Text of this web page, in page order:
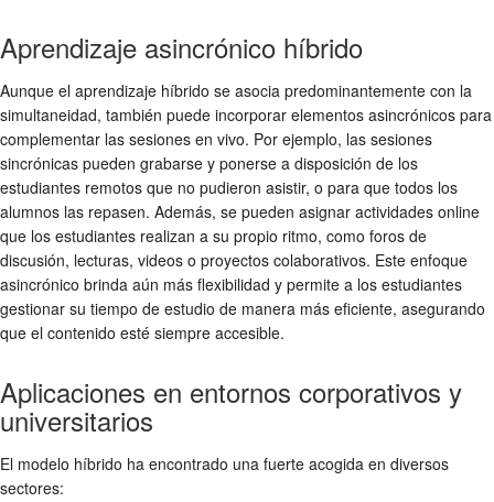
Aprendizaje asincrónico híbrido
Aunque el aprendizaje híbrido se asocia predominantemente con la
simultaneidad, también puede incorporar elementos asincrónicos para
complementar las sesiones en vivo. Por ejemplo, las sesiones
sincrónicas pueden grabarse y ponerse a disposición de los
estudiantes remotos que no pudieron asistir, o para que todos los
alumnos las repasen. Además, se pueden asignar actividades online
que los estudiantes realizan a su propio ritmo, como foros de
discusión, lecturas, videos o proyectos colaborativos. Este enfoque
asincrónico brinda aún más flexibilidad y permite a los estudiantes
gestionar su tiempo de estudio de manera más eficiente, asegurando
que el contenido esté siempre accesible.
Aplicaciones en entornos corporativos y
universitarios
El modelo híbrido ha encontrado una fuerte acogida en diversos
sectores: